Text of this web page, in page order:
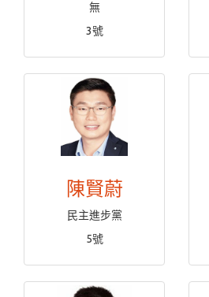
無
3號
陳賢蔚
民主進步黨
5號